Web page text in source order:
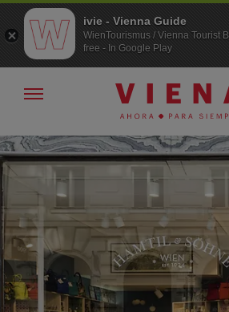
A
la
navegación
Al
contenido
Mostrar/ocultar
ivie - Vienna Guide
WienTourismus / Vienna Tourist
free - In Google Play